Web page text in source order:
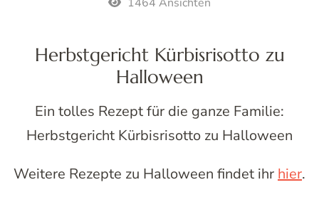
Herbstgericht Kürbisrisotto zu
Halloween
Ein tolles Rezept für die ganze Familie:
Herbstgericht Kürbisrisotto zu Halloween
Weitere Rezepte zu Halloween findet ihr hier.